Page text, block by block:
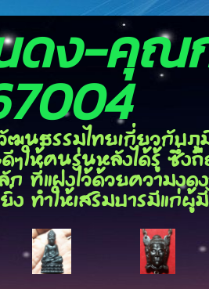
ดินดง
มไทยเกี่ยวกับภูมิปั
ให้คนรุ่นหลังได้รู้ ซึ่งถื
ก ที่แฝงไว้ด้วยความง
ง ทำให้เสริมบารมีแก่